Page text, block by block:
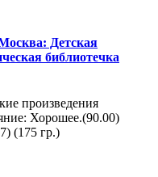
Детская
библиотечка
произведения
Хорошее.(90.00)
(175 гр.)